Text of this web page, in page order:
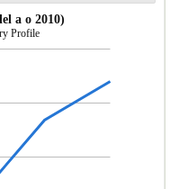
a o 2010)
Profile